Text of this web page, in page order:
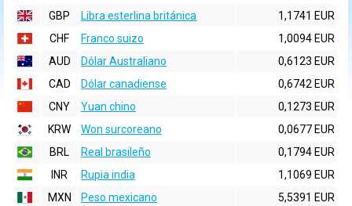
GBP
Libra esterlina británica
1,1741 EUR
CHF
Franco suizo
1,0094 EUR
AUD
Dólar Australiano
0,6123 EUR
CAD
Dólar canadiense
0,6742 EUR
CNY
Yuan chino
0,1273 EUR
KRW
Won surcoreano
0,0677 EUR
BRL
Real brasileño
0,1794 EUR
INR
Rupia india
1,1069 EUR
MXN
Peso mexicano
5,5391 EUR